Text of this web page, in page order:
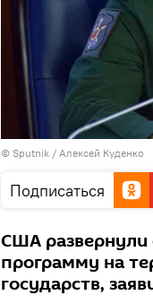
© Sputnik / Алексей Куденко
Подписаться
США
программу на
государств,